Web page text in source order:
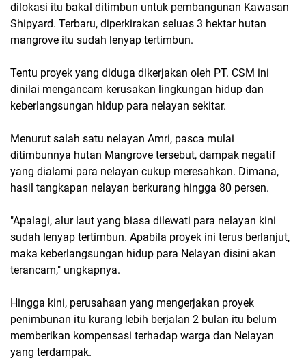
dilokasi itu bakal ditimbun untuk pembangunan Kawasan
Shipyard. Terbaru, diperkirakan seluas 3 hektar hutan
mangrove itu sudah lenyap tertimbun.
Tentu proyek yang diduga dikerjakan oleh PT. CSM ini
dinilai mengancam kerusakan lingkungan hidup dan
keberlangsungan hidup para nelayan sekitar.
Menurut salah satu nelayan Amri, pasca mulai
ditimbunnya hutan Mangrove tersebut, dampak negatif
yang dialami para nelayan cukup meresahkan. Dimana,
hasil tangkapan nelayan berkurang hingga 80 persen.
"Apalagi, alur laut yang biasa dilewati para nelayan kini
sudah lenyap tertimbun. Apabila proyek ini terus berlanjut,
maka keberlangsungan hidup para Nelayan disini akan
terancam," ungkapnya.
Hingga kini, perusahaan yang mengerjakan proyek
penimbunan itu kurang lebih berjalan 2 bulan itu belum
memberikan kompensasi terhadap warga dan Nelayan
yang terdampak.